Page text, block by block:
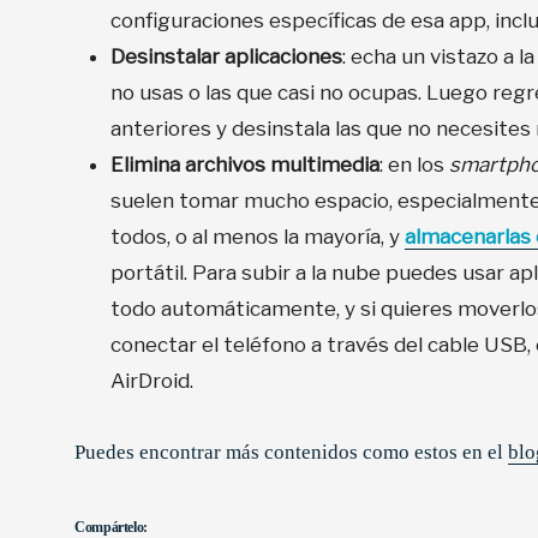
configuraciones específicas de esa app,
Desinstalar aplicaciones: echa un vistazo a
no usas o las que casi no ocupas. Luego
anteriores y desinstala las que no necesites
Elimina archivos multimedia: en los
suelen tomar mucho espacio,
todos, o al menos la mayoría, y almacenarlas
portátil. Para subir a la nube puedes usar
todo automáticamente, y si quieres
conectar el teléfono a través del cable
AirDroid.
Puedes encontrar más contenidos como estos en el
Compártelo: